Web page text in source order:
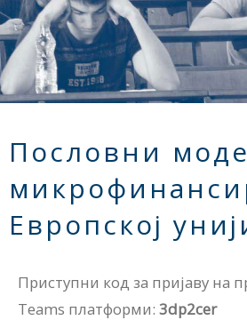
Пословни
Европској
Приступни код за пријаву на
Teams платформи: 3dp2cer